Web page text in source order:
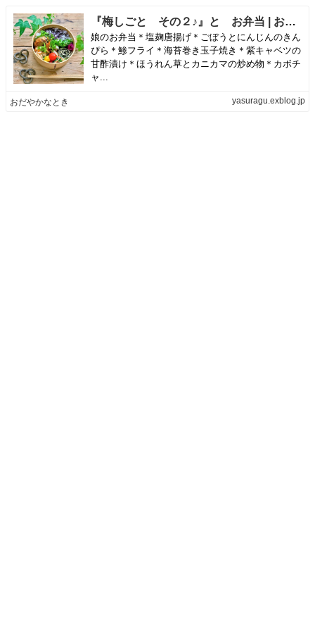
『梅しごと その２♪』と お弁当 | おだやかなとき
娘のお弁当＊塩麹唐揚げ＊ごぼうとにんじんのきん
ぴら＊鯵フライ＊海苔巻き玉子焼き＊紫キャベツの
甘酢漬け＊ほうれん草とカニカマの炒め物＊カボチ
ャ...
おだやかなとき yasuragu.exblog.jp